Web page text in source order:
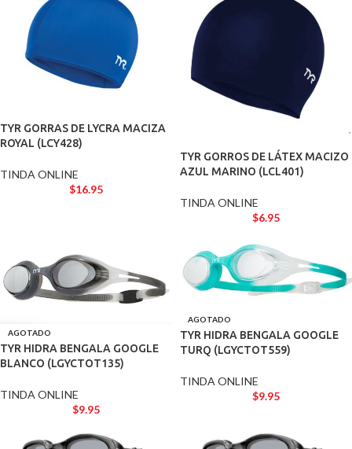
TYR GORRAS DE LYCRA MACIZA
ROYAL (LCY428)
TINDA ONLINE
$16.95
TYR GORROS DE LÁTEX MACIZO
AZUL MARINO (LCL401)
TINDA ONLINE
$6.95
AGOTADO
TYR HIDRA BENGALA GOOGLE
BLANCO (LGYCTOT135)
TINDA ONLINE
$9.95
AGOTADO
TYR HIDRA BENGALA GOOGLE
TURQ (LGYCTOT559)
TINDA ONLINE
$9.95